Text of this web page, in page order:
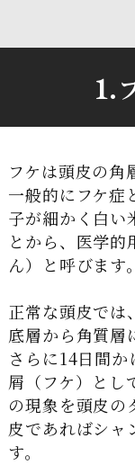
1.
フケは頭皮の角
一般的にフケ症
子が細かく白い
とから、医学
ん）と呼びます。
正常な頭皮では
底層から角質層
さらに14日間
屑（フケ）とし
の現象を頭皮の
皮であればシャ
す。